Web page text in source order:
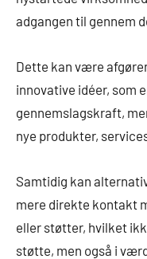
adgangen til gennem
Dette kan være
innovative idéer, som
gennemslagskraft,
nye produkter,
Samtidig kan
mere direkte kontakt
eller støtter, hvilket
støtte, men også i